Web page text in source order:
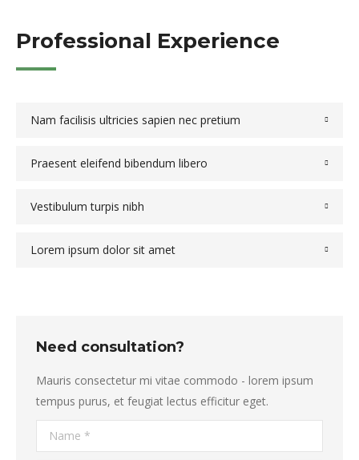
Professional Experience
Nam facilisis ultricies sapien nec pretium
Praesent eleifend bibendum libero
Vestibulum turpis nibh
Lorem ipsum dolor sit amet
Need consultation?
Mauris consectetur mi vitae commodo - lorem ipsum
tempus purus, et feugiat lectus efficitur eget.
Name *